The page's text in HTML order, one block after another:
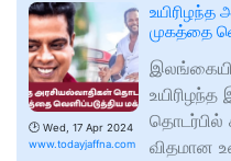
🕑 Wed, 17 Apr 2024
www.todayjaffna.com
உயிரிழந்த
முகத்தை
தொடர்பில்
விதமான